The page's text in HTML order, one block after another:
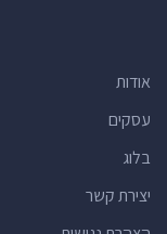
אודות
עסקים
בלוג
יצירת קשר